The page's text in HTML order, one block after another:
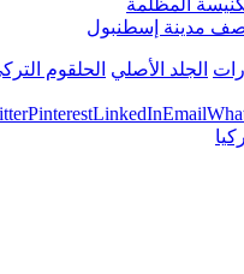
المظلمة
مدينة إسطنبول
الجلد الأصلي الحلقوم
PinterestLinkedInEmail